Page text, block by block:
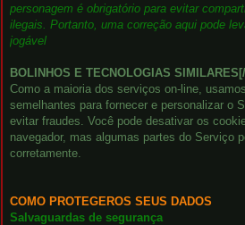
personagem é obrigatório para evitar
ilegais. Portanto, uma correção aqui pode
jogável
BOLINHOS E TECNOLOGIAS
Como a maioria dos serviços on-line,
semelhantes para fornecer e personalizar o
evitar fraudes. Você pode desativar os
navegador, mas algumas partes do Serviço
corretamente.
COMO PROTEGEROS SEUS DADOS
Salvaguardas de segurança